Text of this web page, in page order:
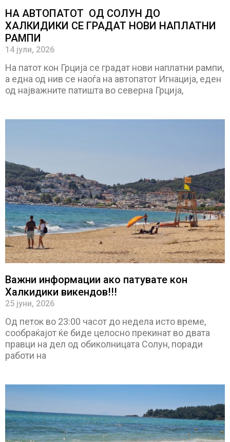
НА АВТОПАТОТ ОД СОЛУН ДО
ХАЛКИДИКИ СЕ ГРАДАТ НОВИ НАПЛАТНИ
РАМПИ
14 јули, 2026
На патот кон Грција се градат нови наплатни рампи,
а една од нив се наоѓа на автопатот Игнација, еден
од најважните патишта во северна Грција,
Важни информации ако патувате кон
Халкидики викендов!!!
25 јуни, 2026
Од петок во 23:00 часот до недела исто време,
сообраќајот ќе биде целосно прекинат во двата
правци на дел од обиколницата Солун, поради
работи на